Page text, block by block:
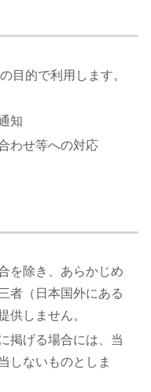
目的で利用します。
知
わせ等への対応
を除き、あらかじめ
者（日本国外にある
供しません。
掲げる場合には、当
しないものとしま